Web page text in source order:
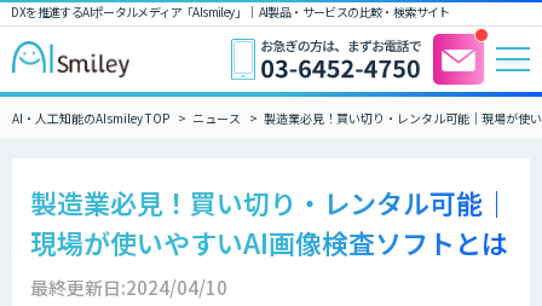
DXを推進するAIポータルメディア「AIsmiley」｜ AI製品・サービスの比較・検索サイト
AI・人工知能のAIsmiley TOP ニュース 製造業必見！買い切り・レンタル可能｜現場が使
製造業必見！買い切り・レンタル可能｜
現場が使いやすいAI画像検査ソフトとは
最終更新日:2024/04/10